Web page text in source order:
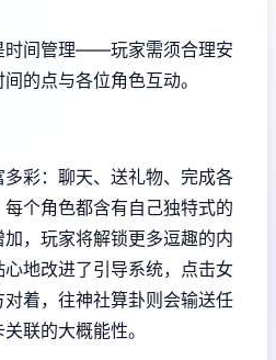
时间管理——玩家需须合理安
的点与各位角色互动。
彩​​：聊天、送礼物、完成各
个角色都含有自己独特式的
，玩家将解锁更多逗趣的内
地改进了引导系统，点击女
着，往神社算卦则会输送任
联的大概能性。